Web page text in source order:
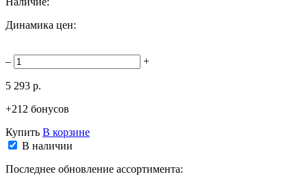
Динамика цен:
– +
5 293 р.
+212 бонусов
Купить В корзине
В наличии
Последнее обновление ассортимента: